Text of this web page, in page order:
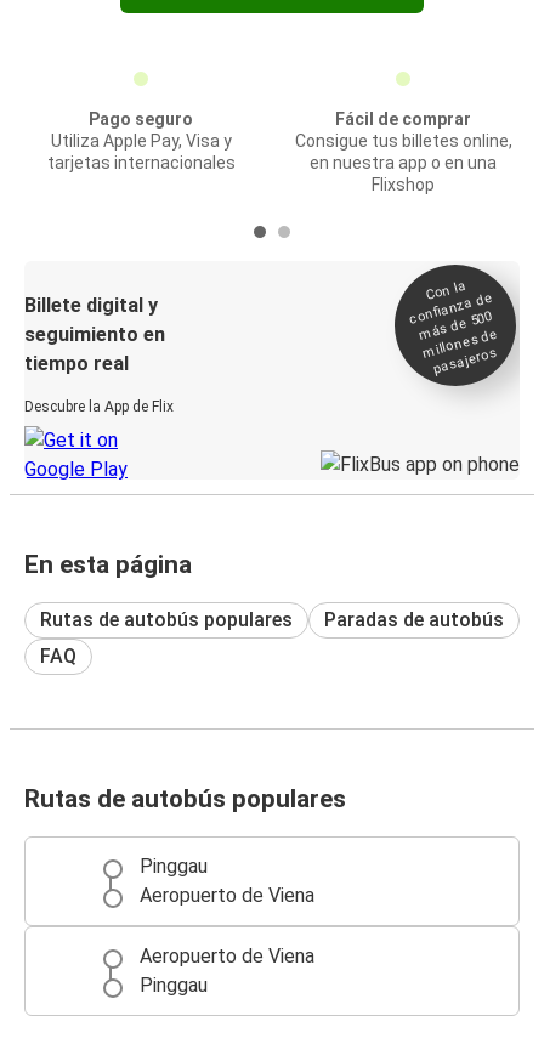
Pago seguro
Utiliza Apple Pay, Visa y
tarjetas internacionales
Fácil de comprar
Consigue tus billetes online,
en nuestra app o en una
Flixshop
Billete digital y
seguimiento en
tiempo real
Descubre la App de Flix
Con la
confianza de
más de 500
millones de
pasajeros
En esta página
Rutas de autobús populares
Paradas de autobús
FAQ
Rutas de autobús populares
Pinggau
Aeropuerto de Viena
Aeropuerto de Viena
Pinggau